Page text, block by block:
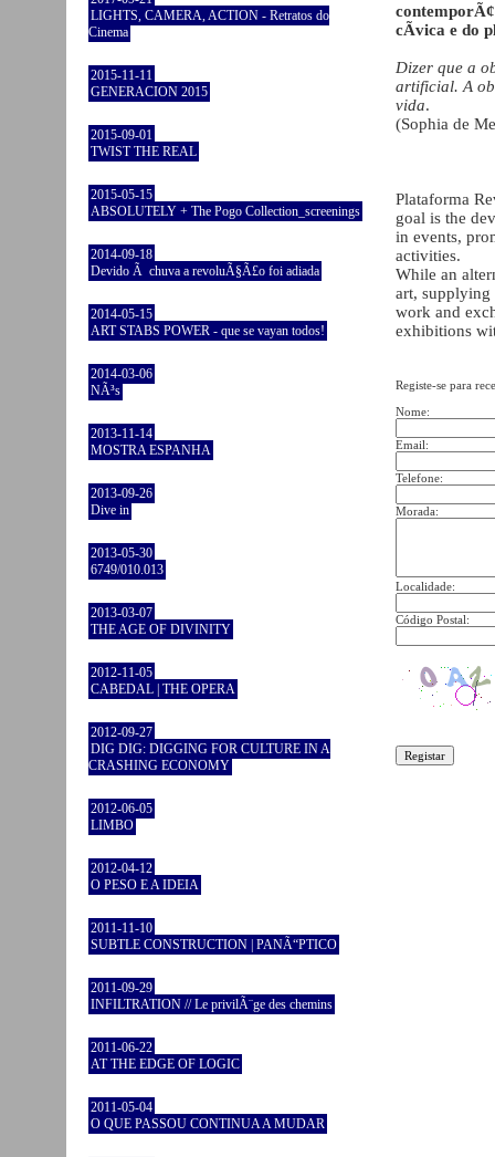
LIGHTS, CAMERA, ACTION - Retratos do
Cinema
2015-11-11
GENERACION 2015
2015-09-01
TWIST THE REAL
2015-05-15
ABSOLUTELY + The Pogo Collection_screenings
2014-09-18
Devido Ã chuva a revoluÃ§Ã£o foi adiada
2014-05-15
ART STABS POWER - que se vayan todos!
2014-03-06
NÃ³s
2013-11-14
MOSTRA ESPANHA
2013-09-26
Dive in
2013-05-30
6749/010.013
2013-03-07
THE AGE OF DIVINITY
2012-11-05
CABEDAL | THE OPERA
2012-09-27
DIG DIG: DIGGING FOR CULTURE IN A
CRASHING ECONOMY
2012-06-05
LIMBO
2012-04-12
O PESO E A IDEIA
2011-11-10
SUBTLE CONSTRUCTION | PANÃ“PTICO
2011-09-29
INFILTRATION // Le privilÃ¨ge des chemins
2011-06-22
AT THE EDGE OF LOGIC
2011-05-04
O QUE PASSOU CONTINUA A MUDAR
cÃ­vica e do
Dizer que a
artificial. A
vida.
(Sophia de
Plataforma
goal is the
in events,
activities.
While an
art, supplying
work and
exhibitions
Registe-se para
Nome:
Email:
Telefone:
Morada:
Localidade:
Código Postal: